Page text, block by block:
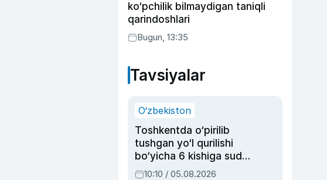
ko‘pchilik bilmaydigan taniqli
qarindoshlari
Bugun, 13:35
Tavsiyalar
O‘zbekiston
Toshkentda o‘pirilib
tushgan yo‘l qurilishi
bo‘yicha 6 kishiga sud
hukmi o‘qildi
10:10 / 05.08.2026